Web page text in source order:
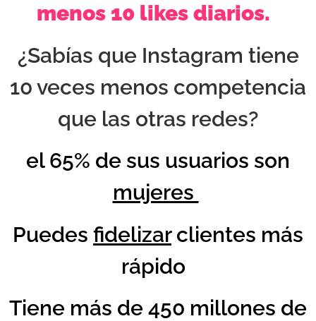
menos 10 likes diarios.
¿Sabías que Instagram tiene
10 veces menos competencia
que las otras redes?
el 65% de sus usuarios son
mujeres
Puedes fidelizarclientes más
rápido
Tiene más de 450 millones de